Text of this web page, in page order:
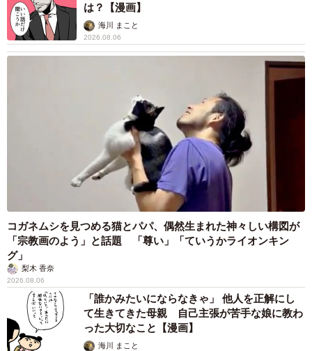
は？【漫画】
海川 まこと
2026.08.06
コガネムシを見つめる猫とパパ、偶然生まれた神々しい構図が
「宗教画のよう」と話題 「尊い」「ていうかライオンキン
グ」
梨木 香奈
2026.08.06
「誰かみたいにならなきゃ」 他人を正解にし
て生きてきた母親 自己主張が苦手な娘に教わ
った大切なこと【漫画】
海川 まこと